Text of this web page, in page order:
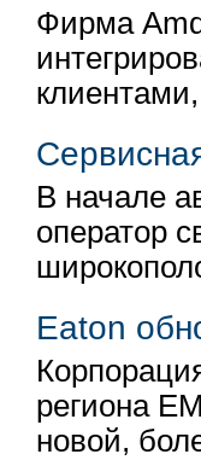
Фирма
В начале
оператор
Eaton
региона
новой,